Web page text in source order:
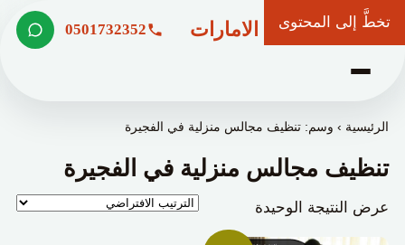
تخطَّ إلى المحتوى
شركة وعد الامارات 0501732352
الرئيسية ›وسم: تنظيف مجالس منزلية في الفجيرة
تنظيف مجالس منزلية في الفجيرة
عرض النتيجة الوحيدة